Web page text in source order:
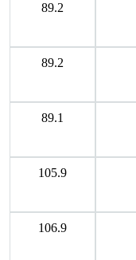
89.2
89.2
89.1
105.9
106.9